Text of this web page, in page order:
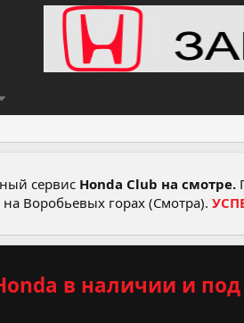
сервис Honda Club на смотре.
Воробьевых горах (Смотра).
в наличии и под